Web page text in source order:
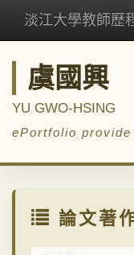
淡江大學教師歷
虞國興
YU GWO-HSING
ePortfolio provide
論文著